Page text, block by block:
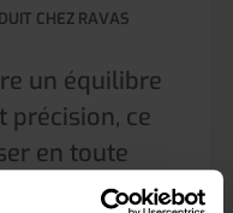
CHEZ RAVAS
un équilibre
précision, ce
en toute